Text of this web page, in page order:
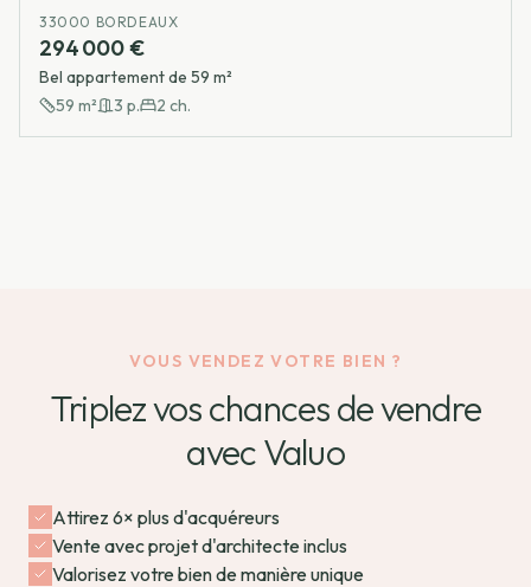
33000 BORDEAUX
294 000 €
Bel appartement de 59 m²
59 m² 3 p. 2 ch.
VOUS VENDEZ VOTRE BIEN ?
Triplez vos chances de vendre
avec Valuo
Attirez 6× plus d'acquéreurs
Vente avec projet d'architecte inclus
Valorisez votre bien de manière unique